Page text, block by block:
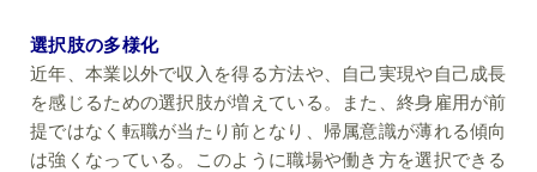
選択肢の多様化
近年、本業以外で収入を得る方法や、自己実現や自己成長
を感じるための選択肢が増えている。また、終身雇用が前
提ではなく転職が当たり前となり、帰属意識が薄れる傾向
は強くなっている。このように職場や働き方を選択できる